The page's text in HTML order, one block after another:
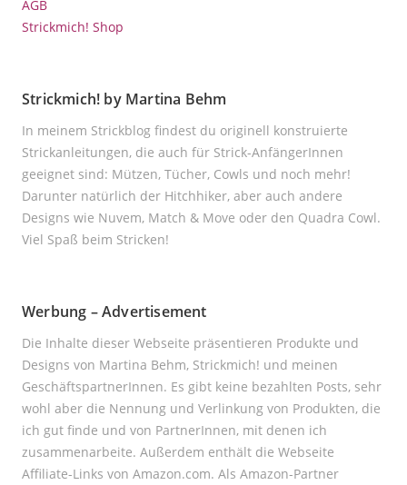
AGB
Strickmich! Shop
Strickmich! by Martina Behm
In meinem Strickblog findest du originell konstruierte
Strickanleitungen, die auch für Strick-AnfängerInnen
geeignet sind: Mützen, Tücher, Cowls und noch mehr!
Darunter natürlich der Hitchhiker, aber auch andere
Designs wie Nuvem, Match & Move oder den Quadra Cowl.
Viel Spaß beim Stricken!
Werbung – Advertisement
Die Inhalte dieser Webseite präsentieren Produkte und
Designs von Martina Behm, Strickmich! und meinen
GeschäftspartnerInnen. Es gibt keine bezahlten Posts, sehr
wohl aber die Nennung und Verlinkung von Produkten, die
ich gut finde und von PartnerInnen, mit denen ich
zusammenarbeite. Außerdem enthält die Webseite
Affiliate-Links von Amazon.com. Als Amazon-Partner